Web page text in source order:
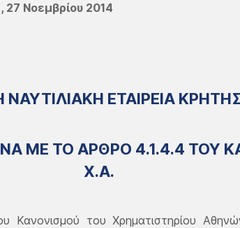
27 Νοεμβρίου 2014
ΕΤΑΙΡΕΙΑ
ΜΕ ΤΟ ΑΡΘΡΟ 4.1.4.4 ΤΟΥ
Χ.Α.
του Χρηματιστηρίου